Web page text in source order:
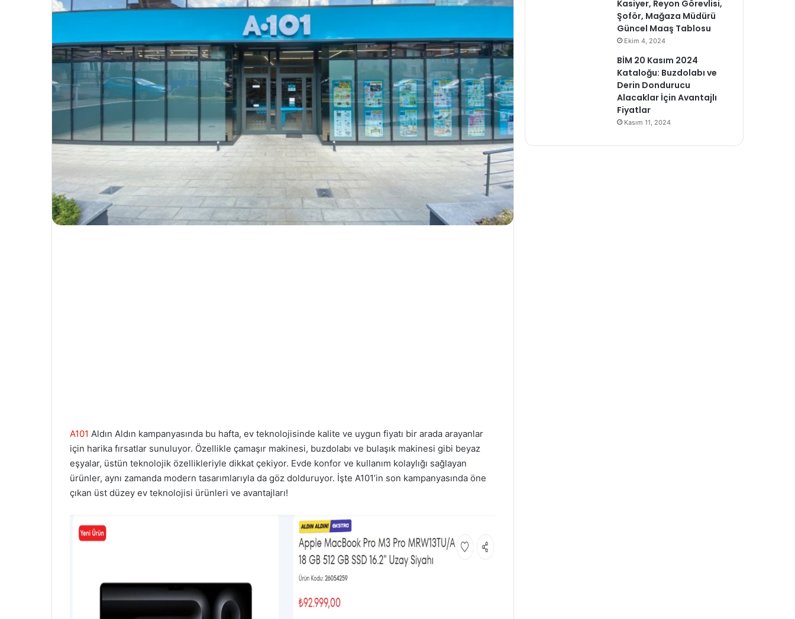
A101 Aldın Aldın kampanyasında bu hafta, ev teknolojisinde kalite ve uygun fiyatı bir arada arayanlar
için harika fırsatlar sunuluyor. Özellikle çamaşır makinesi, buzdolabı ve bulaşık makinesi gibi beyaz
eşyalar, üstün teknolojik özellikleriyle dikkat çekiyor. Evde konfor ve kullanım kolaylığı sağlayan
ürünler, aynı zamanda modern tasarımlarıyla da göz dolduruyor. İşte A101’in son kampanyasında öne
çıkan üst düzey ev teknolojisi ürünleri ve avantajları!
Kasiyer, Reyon Görevlisi,
Şoför, Mağaza Müdürü
Güncel Maaş Tablosu
Ekim 4, 2024
BİM 20 Kasım 2024
Kataloğu: Buzdolabı ve
Derin Dondurucu
Alacaklar İçin Avantajlı
Fiyatlar
Kasım 11, 2024